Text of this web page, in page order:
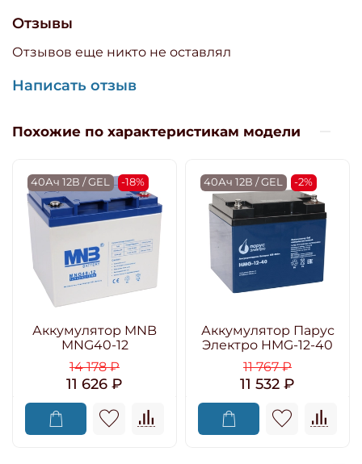
Отзывы
Отзывов еще никто не оставлял
Написать отзыв
Похожие по характеристикам модели
40Ач 12В / GEL -18%
Аккумулятор MNB
MNG40-12
14 178 ₽
11 626 ₽
40Ач 12В / GEL -2%
Аккумулятор Парус
Электро HMG-12-40
11 767 ₽
11 532 ₽